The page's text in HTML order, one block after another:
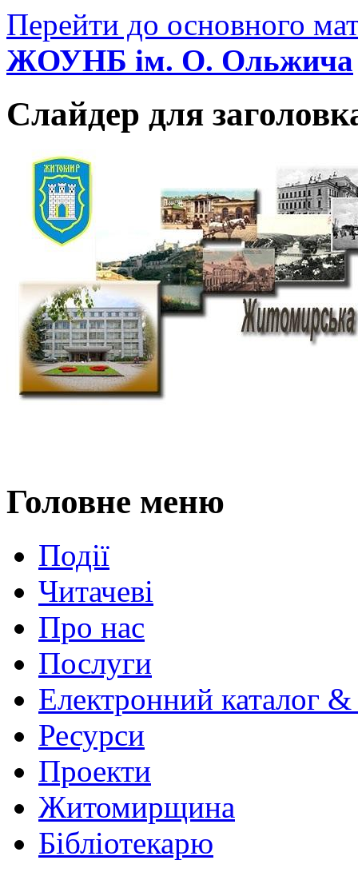
Перейти до основного
ЖОУНБ ім. О. Ольжича
Слайдер для
Головне меню
Події
Читачеві
Про нас
Послуги
Електронний каталог
Ресурси
Проекти
Житомирщина
Бібліотекарю